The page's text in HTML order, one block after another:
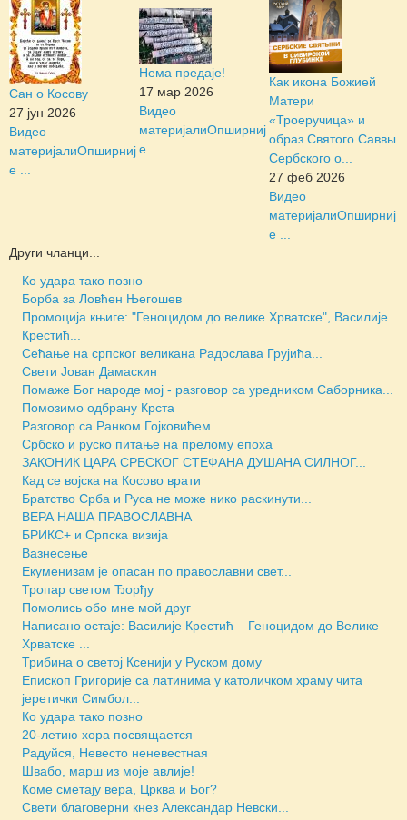
Сан о Косову
27 јун 2026
Видео
материјалиОпширниј
е ...
Нема предаје!
17 мар 2026
Видео
материјалиОпширниј
е ...
Как икона Божией
Матери
«Троеручица» и
образ Святого Саввы
Сербского о...
27 феб 2026
Видео
материјалиОпширниј
е ...
Други чланци...
Ко удара тако позно
Борба за Ловћен Његошев
Промоција књиге: "Геноцидом до велике Хрватске", Василије
Крестић...
Сећање на српског великана Радослава Грујића...
Свети Јован Дамаскин
Помаже Бог народе мој - разговор са уредником Саборника...
Помозимо одбрану Крста
Разговор са Ранком Гојковићем
Србско и руско питање на прелому епоха
ЗАКОНИК ЦАРА СРБСКОГ СТЕФАНА ДУШАНА СИЛНОГ...
Кад се војска на Косово врати
Братство Срба и Руса не може нико раскинути...
ВЕРА НАША ПРАВОСЛАВНА
БРИКС+ и Српска визија
Вазнесење
Екуменизам је опасан по православни свет...
Тропар светом Ђорђу
Помолись обо мне мой друг
Написано остаје: Василије Крестић – Геноцидом до Велике
Хрватске ...
Трибина о светој Ксенији у Руском дому
Епископ Григорије са латинима у католичком храму чита
јеретички Симбол...
Ко удара тако позно
20-летию хора посвящается
Радуйся, Невесто неневестная
Швабо, марш из моје авлије!
Коме сметају вера, Црква и Бог?
Свети благоверни кнез Александар Невски...